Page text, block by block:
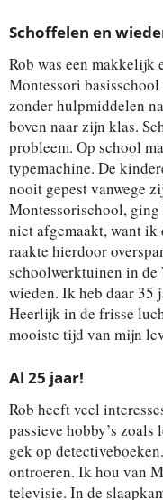
Schoffelen en
Rob was een makkelijk
Montessori
zonder hulpmiddelen
boven naar zijn klas.
probleem. Op school
typemachine. De
nooit gepest vanwege
Montessorischool, ging
niet afgemaakt, want ik
raakte hierdoor
schoolwerktuinen in de
wieden. Ik heb daar 35
Heerlijk in de frisse
mooiste tijd van mijn
Al 25 jaar!
Rob heeft veel
passieve hobby’s
gek op
ontroeren. Ik hou van
televisie. In de